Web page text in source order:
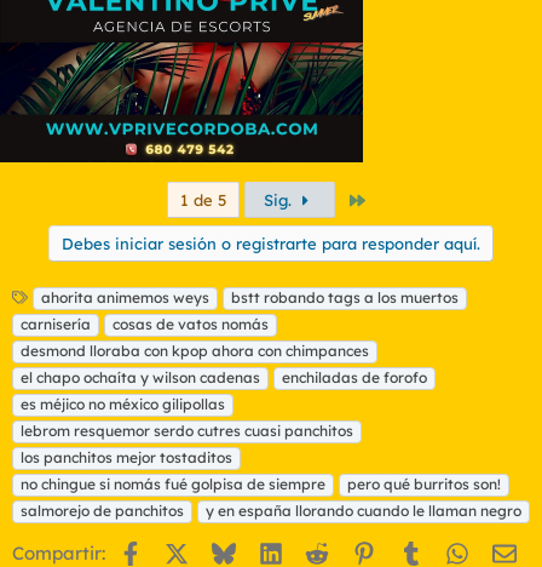
1 de 5 Sig.
Debes iniciar sesión o registrarte para responder aquí.
E
t
i
q
u
e
t
a
s
ahorita animemos weys
bstt robando tags a los muertos
carnisería
cosas de vatos nomás
desmond lloraba con kpop ahora con chimpances
el chapo ochaíta y wilson cadenas
enchiladas de forofo
es méjico no méxico gilipollas
lebrom resquemor serdo cutres cuasi panchitos
los panchitos mejor tostaditos
no chingue si nomás fué golpisa de siempre
pero qué burritos son!
salmorejo de panchitos
y en españa llorando cuando le llaman negro
Compartir: Facebook BlueskyLinkedIn
Reddit Pinterest
Tumblr